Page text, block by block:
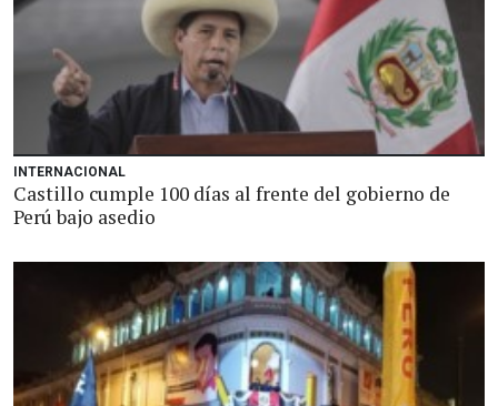
INTERNACIONAL
Castillo cumple 100 días al frente del gobierno de
Perú bajo asedio